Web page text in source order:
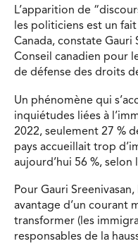
L’apparition de
les politiciens est un
Canada, constate Gauri
Conseil canadien pour
de défense des droits
Un phénomène qui
inquiétudes liées à
2022, seulement 27 %
pays accueillait trop
aujourd’hui 56 %,
Pour Gauri
avantage d’un courant
transformer (les
responsables de la